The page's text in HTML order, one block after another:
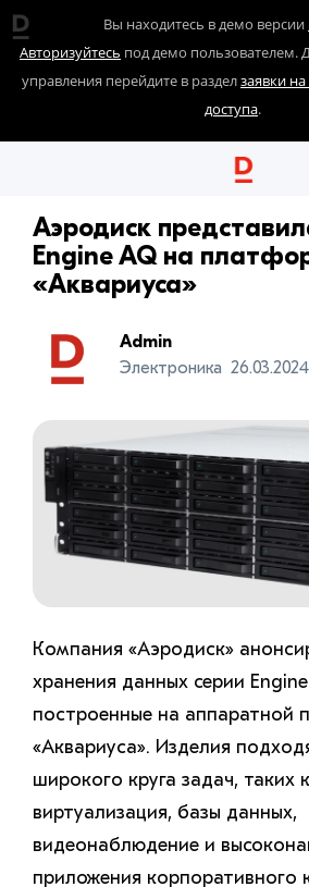
Вы находитесь в демо версии
Авторизуйтесь под демо пользователем.
управления перейдите в разделзаявки
доступа.
Аэродиск
Engine AQ на
«Аквариуса»
Admin
Электроника 26.03.2024
Компания «Аэродиск»
хранения данных серии
построенные на аппаратной
«Аквариуса». Изделия
широкого круга задач, таких
виртуализация, базы данных,
видеонаблюдение и
приложения корпоративного